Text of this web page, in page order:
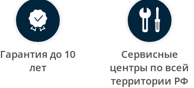
Гарантия до 10
лет
Сервисные
центры по всей
территории РФ